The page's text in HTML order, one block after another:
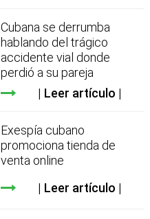
Cubana se derrumba
hablando del trágico
accidente vial donde
perdió a su pareja
Leer artículo
Exespía cubano
promociona tienda de
venta online
Leer artículo